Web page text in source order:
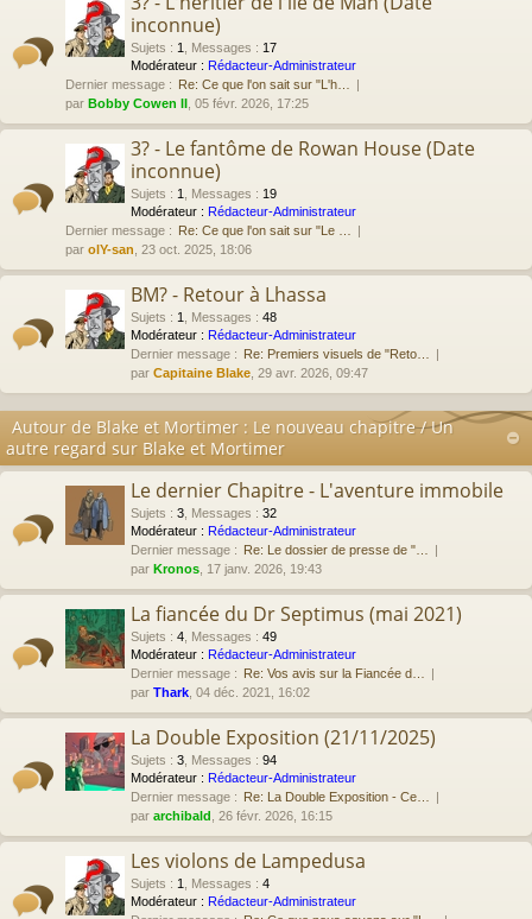
inconnue)
Sujets : 1 Messages : 17
Modérateur : Rédacteur-Administrateur
Dernier message : Re: Ce que l'on sait sur "L'h…
par Bobby Cowen II , 05 févr. 2026, 17:25
3? - Le fantôme de Rowan House (Date
inconnue)
Sujets : 1 Messages : 19
Modérateur : Rédacteur-Administrateur
Dernier message : Re: Ce que l'on sait sur "Le …
par olY-san , 23 oct. 2025, 18:06
BM? - Retour à Lhassa
Sujets : 1 Messages : 48
Modérateur : Rédacteur-Administrateur
Dernier message : Re: Premiers visuels de "Reto…
par Capitaine Blake , 29 avr. 2026, 09:47
Autour de Blake et Mortimer : Le nouveau chapitre / Un
autre regard sur Blake et Mortimer
Le dernier Chapitre - L'aventure immobile
Sujets : 3 Messages : 32
Modérateur : Rédacteur-Administrateur
Dernier message : Re: Le dossier de presse de "…
par Kronos , 17 janv. 2026, 19:43
La fiancée du Dr Septimus (mai 2021)
Sujets : 4 Messages : 49
Modérateur : Rédacteur-Administrateur
Dernier message : Re: Vos avis sur la Fiancée d…
par Thark , 04 déc. 2021, 16:02
La Double Exposition (21/11/2025)
Sujets : 3 Messages : 94
Modérateur : Rédacteur-Administrateur
Dernier message : Re: La Double Exposition - Ce…
par archibald , 26 févr. 2026, 16:15
Les violons de Lampedusa
Sujets : 1 Messages : 4
Modérateur : Rédacteur-Administrateur